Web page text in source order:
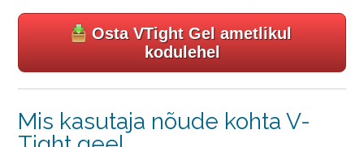
Osta VTight Gel ametlikul
kodulehel
Mis kasutaja nõude kohta V-